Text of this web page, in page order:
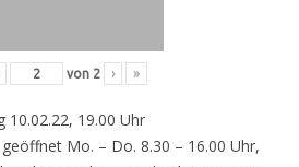
von 2 › »
10.02.22, 19.00 Uhr
geöffnet Mo. – Do. 8.30 – 16.00 Uhr,